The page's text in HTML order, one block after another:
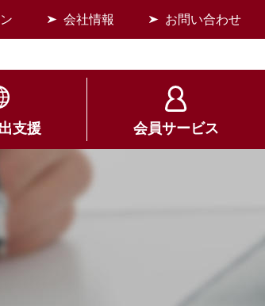
会社情報 お問い合わせ
支援 会員サービス